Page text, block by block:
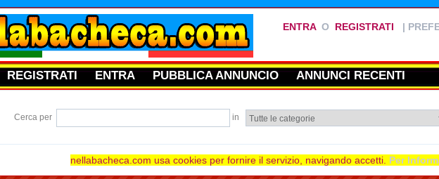
ENTRAO REGISTRATI |
REGISTRATI ENTRA PUBBLICA ANNUNCIO ANNUNCI RECENTI
Cerca per in
nellabacheca.com usa cookies per fornire il servizio, navigando accetti. Per